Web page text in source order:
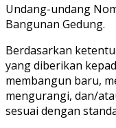
Undang-undang
Bangunan Gedung.
Berdasarkan
yang diberikan
membangun baru,
mengurangi, dan/
sesuai dengan